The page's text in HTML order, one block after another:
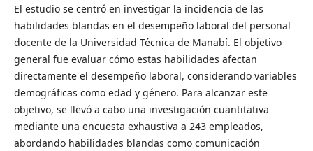
El estudio se centró en investigar la incidencia de las
habilidades blandas en el desempeño laboral del personal
docente de la Universidad Técnica de Manabí. El objetivo
general fue evaluar cómo estas habilidades afectan
directamente el desempeño laboral, considerando variables
demográficas como edad y género. Para alcanzar este
objetivo, se llevó a cabo una investigación cuantitativa
mediante una encuesta exhaustiva a 243 empleados,
abordando habilidades blandas como comunicación